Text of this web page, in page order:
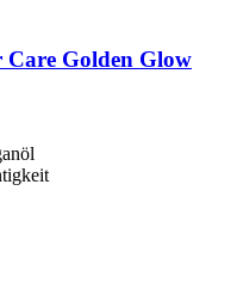
Care Golden Glow